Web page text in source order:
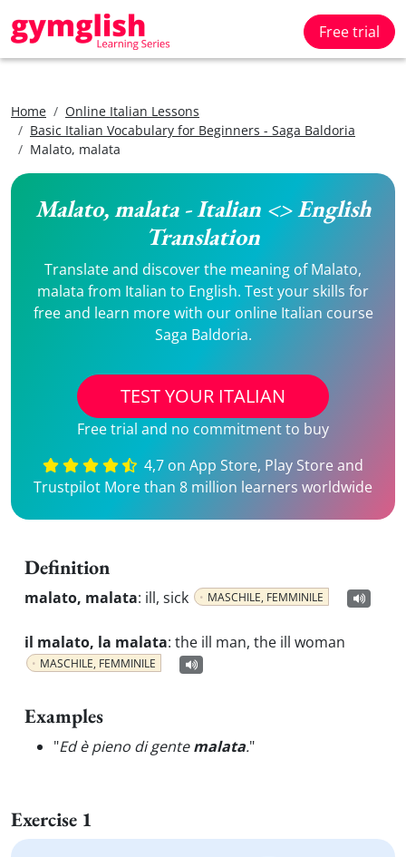
Free trial
Home
Online Italian Lessons
Basic Italian Vocabulary for Beginners - Saga Baldoria
Malato, malata
Malato, malata - Italian <> English
Translation
Translate and discover the meaning of Malato,
malata from Italian to English. Test your skills for
free and learn more with our online Italian course
Saga Baldoria.
TEST YOUR ITALIAN
Free trial and no commitment to buy
4,7 on App Store, Play Store and
Trustpilot More than 8 million learners worldwide
Definition
malato, malata: ill, sick MASCHILE, FEMMINILE
il malato, la malata: the ill man, the ill woman
MASCHILE, FEMMINILE
Examples
"Ed è pieno di gentemalata."
Exercise 1